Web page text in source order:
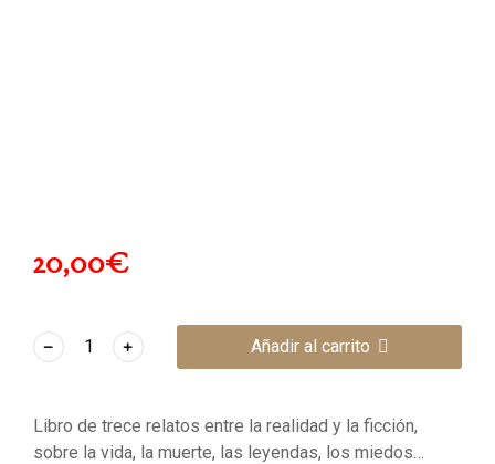
20,00€
﹣ ﹢ Añadir al carrito
Libro de trece relatos entre la realidad y la ficción,
sobre la vida, la muerte, las leyendas, los miedos…